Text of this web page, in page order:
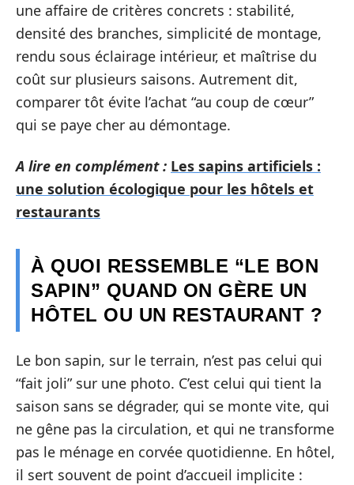
une affaire de critères concrets : stabilité,
densité des branches, simplicité de montage,
rendu sous éclairage intérieur, et maîtrise du
coût sur plusieurs saisons. Autrement dit,
comparer tôt évite l’achat “au coup de cœur”
qui se paye cher au démontage.
A lire en complément : Les sapins artificiels :
une solution écologique pour les hôtels et
restaurants
À QUOI RESSEMBLE “LE BON
SAPIN” QUAND ON GÈRE UN
HÔTEL OU UN RESTAURANT ?
Le bon sapin, sur le terrain, n’est pas celui qui
“fait joli” sur une photo. C’est celui qui tient la
saison sans se dégrader, qui se monte vite, qui
ne gêne pas la circulation, et qui ne transforme
pas le ménage en corvée quotidienne. En hôtel,
il sert souvent de point d’accueil implicite :